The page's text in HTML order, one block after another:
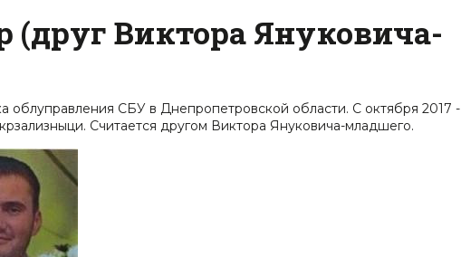
Виктора Януковича-
облуправления СБУ в Днепропетровской области. С октября 2017 -
Считается другом Виктора Януковича-младшего.